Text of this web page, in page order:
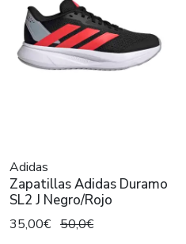
Adidas
Zapatillas Adidas Duramo
SL2 J Negro/Rojo
35,00€ 50,0€